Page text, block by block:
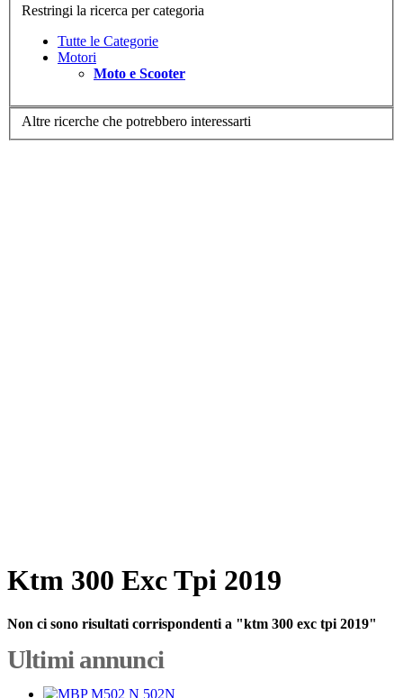
Restringi la ricerca per categoria
Tutte le Categorie
Motori
Moto e Scooter
Altre ricerche che potrebbero interessarti
Ktm 300 Exc Tpi 2019
Non ci sono risultati corrispondenti a "ktm 300 exc tpi 2019"
Ultimi annunci